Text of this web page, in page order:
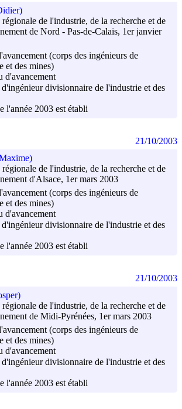
de l'industrie, de la recherche et de
de Nord - Pas-de-Calais, 1er janvier
(corps des ingénieurs de
et des mines)
d'avancement
d'ingénieur divisionnaire de l'industrie et des
l'année 2003 est établi
de l'industrie, de la recherche et de
d'Alsace, 1er mars 2003
(corps des ingénieurs de
et des mines)
d'avancement
d'ingénieur divisionnaire de l'industrie et des
l'année 2003 est établi
21/10/2003
de l'industrie, de la recherche et de
de Midi-Pyrénées, 1er mars 2003
(corps des ingénieurs de
et des mines)
d'avancement
d'ingénieur divisionnaire de l'industrie et des
l'année 2003 est établi
21/10/2003